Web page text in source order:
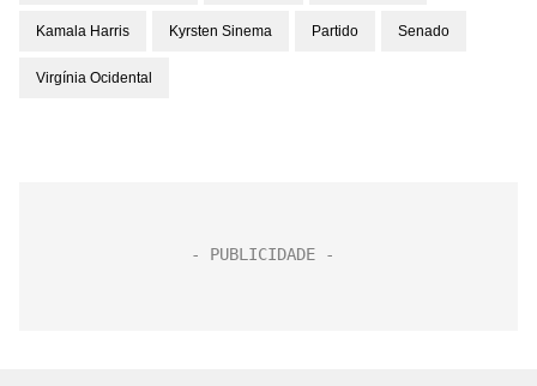
Kamala Harris Kyrsten Sinema Partido Senado
Virgínia Ocidental